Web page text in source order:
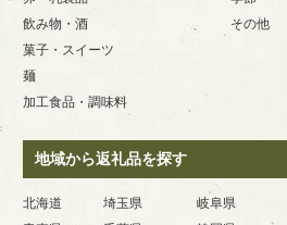
飲み物・酒
菓子・スイーツ
麺
加工食品・調味料
その他
地域から返礼品を探す
北海道
埼玉県
岐阜県